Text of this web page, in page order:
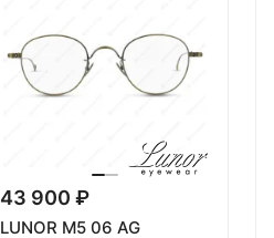
43 900 ₽
LUNOR M5 06 AG